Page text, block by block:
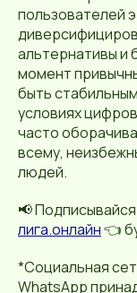
пользователей
альтернативы и
момент
быть
условиях
часто
всему,
людей.
📢
лига.онлайн👈
*Социальная
WhatsApp